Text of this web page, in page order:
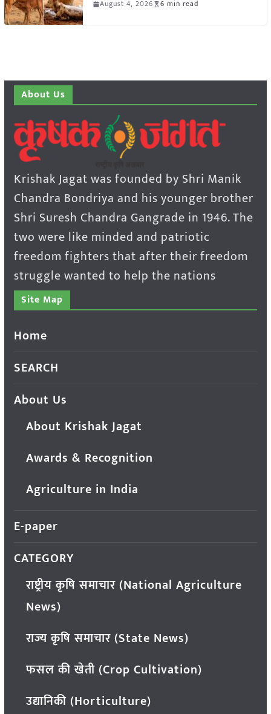
August 4, 2026 6 min read
About Us
Krishak Jagat was founded by Shri Manik
Chandra Bondriya and his younger brother
Shri Suresh Chandra Gangrade in 1946. The
two were like minded and patriotic
freedom fighters that after their freedom
struggle wanted to help the nations
Site Map
Home
SEARCH
About Us
About Krishak Jagat
Awards & Recognition
Agriculture in India
E-paper
CATEGORY
राष्ट्रीय कृषि समाचार (National Agriculture
News)
राज्य कृषि समाचार (State News)
फसल की खेती (Crop Cultivation)
उद्यानिकी (Horticulture)